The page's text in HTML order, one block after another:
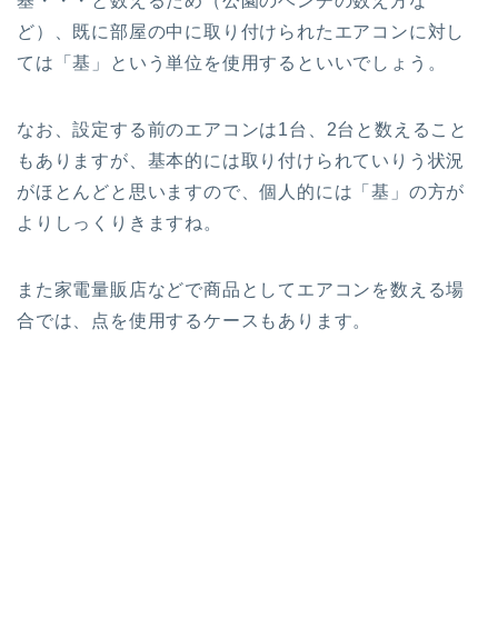
ど）、既に部屋の中に取り付けられたエアコンに対し
ては「基」という単位を使用するといいでしょう。
なお、設定する前のエアコンは1台、2台と数えること
もありますが、基本的には取り付けられていりう状況
がほとんどと思いますので、個人的には「基」の方が
よりしっくりきますね。
また家電量販店などで商品としてエアコンを数える場
合では、点を使用するケースもあります。